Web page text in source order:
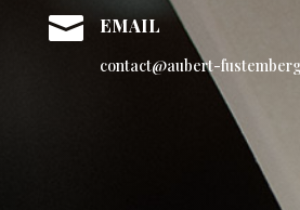
 EMAIL
contact@aubert-